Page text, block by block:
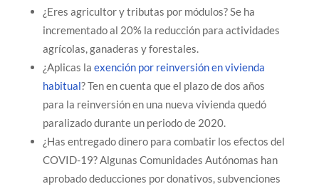
¿Eres agricultor y tributas por módulos? Se ha
incrementado al 20% la reducción para actividades
agrícolas, ganaderas y forestales.
¿Aplicas la exención por reinversión en vivienda
habitual? Ten en cuenta que el plazo de dos años
para la reinversión en una nueva vivienda quedó
paralizado durante un periodo de 2020.
¿Has entregado dinero para combatir los efectos del
COVID-19? Algunas Comunidades Autónomas han
aprobado deducciones por donativos, subvenciones